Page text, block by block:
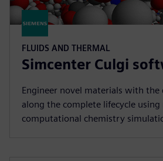
FLUIDS AND THERMAL
Simcenter Culgi
Engineer novel materials with the
along the complete lifecycle
computational chemistry